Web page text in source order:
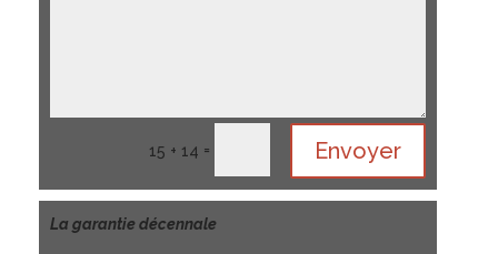
15 + 14 = Envoyer
La garantie décennale